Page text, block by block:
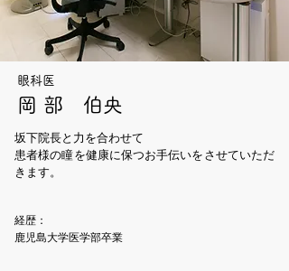
眼科医
岡 部 伯央
坂下院長と力を合わせて
​患者様の瞳を健康に保つお手伝いをさせていただ
きます。
経歴：
​鹿児島大学医学部卒業